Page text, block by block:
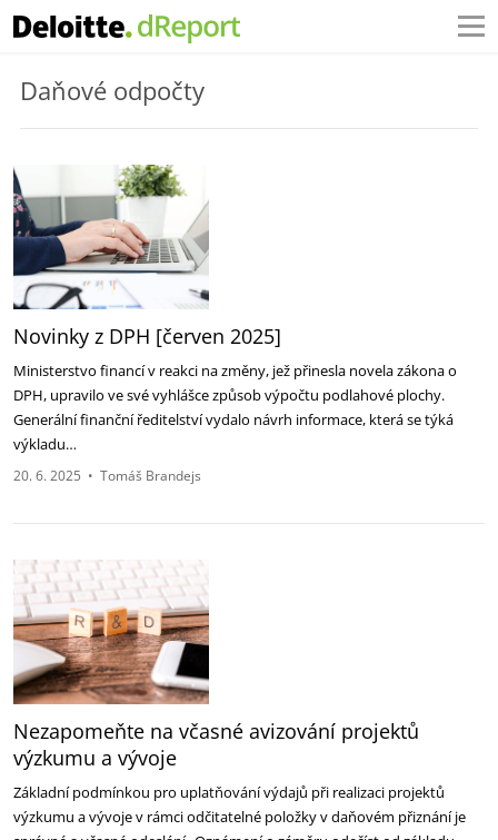
Daňové odpočty
Novinky z DPH [červen 2025]‎
Ministerstvo financí v reakci na změny, jež přinesla novela zákona o
DPH, upravilo ve své vyhlášce ‎způsob výpočtu podlahové plochy.
Generální finanční ředitelství vydalo návrh informace, která se týká
‎výkladu…
20. 6. 2025 • Tomáš Brandejs
Nezapomeňte na včasné avizování projektů
výzkumu a vývoje
Základní podmínkou pro uplatňování výdajů při realizaci projektů
výzkumu a vývoje v rámci odčitatelné položky v daňovém přiznání je